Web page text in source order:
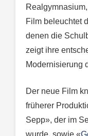
Film beleuchtet
denen die
zeigt ihre
Modernisierung
Der neue Film
früherer
Sepp», der im
wurde, sowie «